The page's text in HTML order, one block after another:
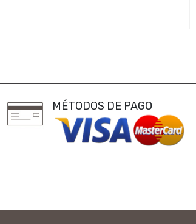
MÉTODOS DE PAGO